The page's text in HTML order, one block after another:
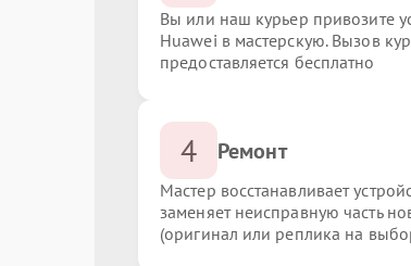
Вы или наш курьер привозите
Huawei в мастерскую. Вызов
предоставляется бесплатно
4 Ремонт
Мастер восстанавливает
заменяет неисправную часть
(оригинал или реплика на